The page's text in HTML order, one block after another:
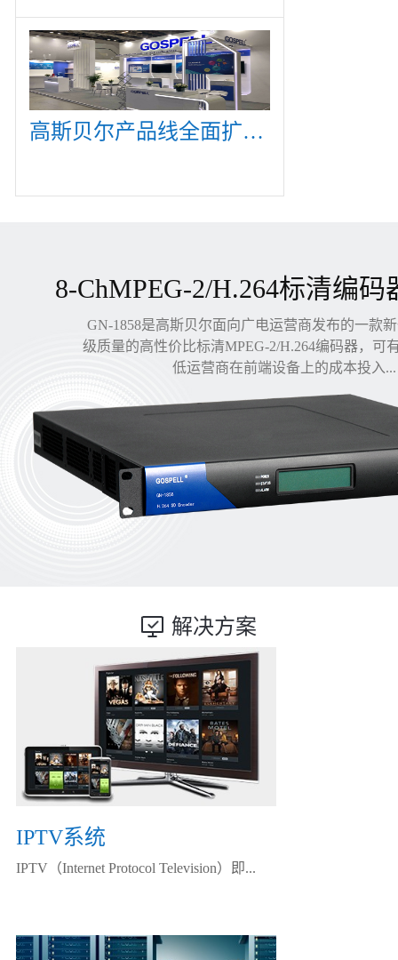
高斯贝尔产品线全面扩展，众多新产品亮相CommunicAsia 2019
8-ChMPEG-2/H.264标清编码
GN-1858是高斯贝尔面向广电运营商发布的一款
级质量的高性价比标清MPEG-2/H.264编码器，可
低运营商在前端设备上的成本投入...
解决方案
IPTV系统
IPTV（Internet Protocol Television）即...